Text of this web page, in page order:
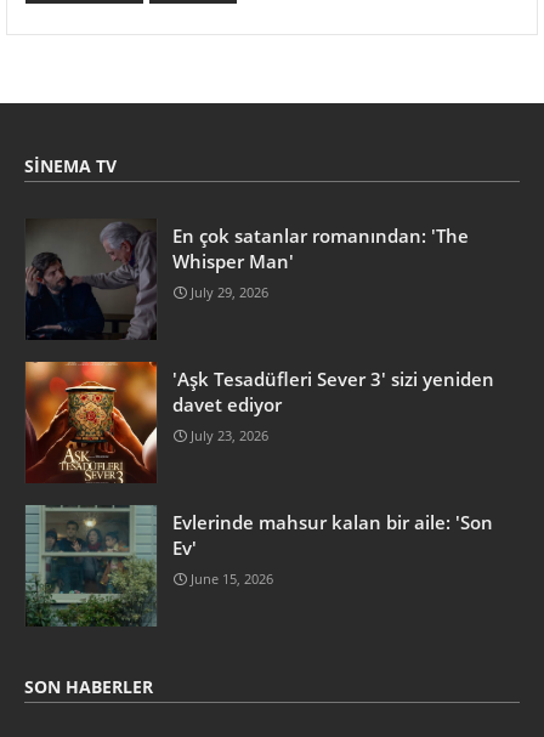
SINEMA TV
En çok satanlar romanından: 'The
Whisper Man'
July 29, 2026
'Aşk Tesadüfleri Sever 3' sizi yeniden
davet ediyor
July 23, 2026
Evlerinde mahsur kalan bir aile: 'Son
Ev'
June 15, 2026
SON HABERLER